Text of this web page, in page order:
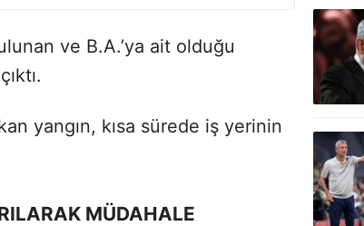
ve B.A.’ya ait olduğu
yangın, kısa sürede iş yerinin
MÜDAHALE